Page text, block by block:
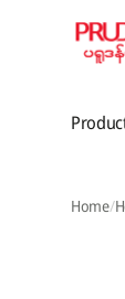
Home